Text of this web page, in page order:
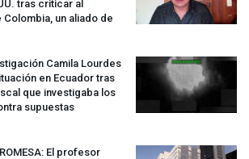
tras criticar al
un aliado de
Camila Lourdes
en Ecuador tras
que investigaba los
supuestas
: El profesor